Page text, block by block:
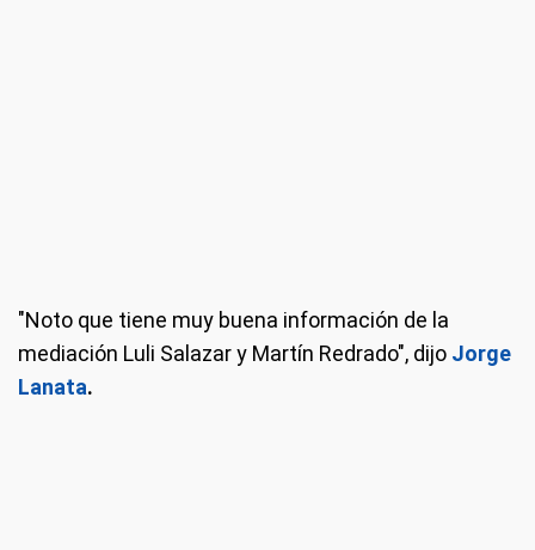
"Noto que tiene muy buena información de la
mediación Luli Salazar y Martín Redrado", dijo Jorge
Lanata.